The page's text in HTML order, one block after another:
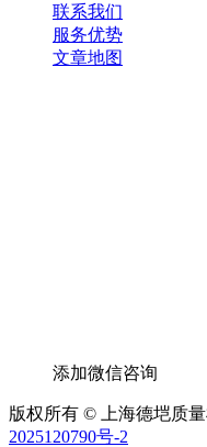
联系我们
服务优势
文章地图
添加微信咨询
版权所有 © 上海德垲质
2025120790号-2